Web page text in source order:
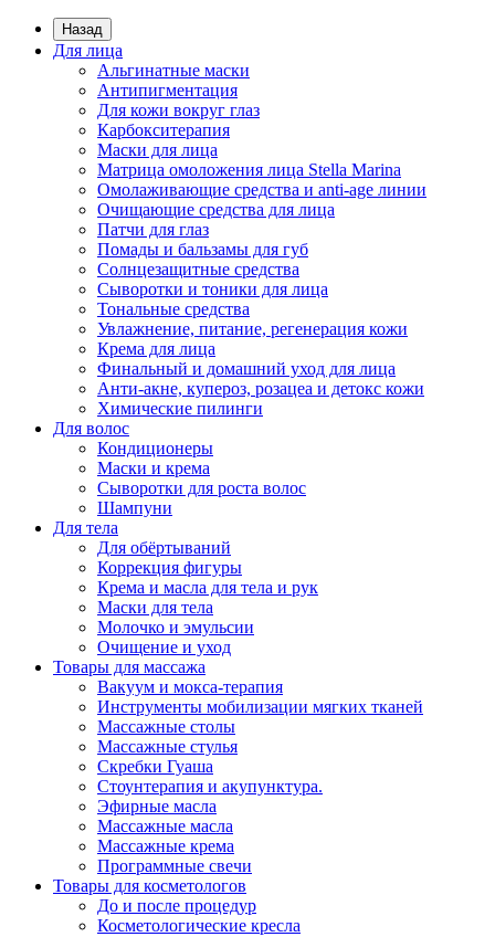
Назад
Для лица
Альгинатные маски
Антипигментация
Для кожи вокруг глаз
Карбокситерапия
Маски для лица
Матрица омоложения лица Stella Marina
Омолаживающие средства и anti-age линии
Очищающие средства для лица
Патчи для глаз
Помады и бальзамы для губ
Солнцезащитные средства
Сыворотки и тоники для лица
Тональные средства
Увлажнение, питание, регенерация кожи
Крема для лица
Финальный и домашний уход для лица
Анти-акне, купероз, розацеа и детокс кожи
Химические пилинги
Для волос
Кондиционеры
Маски и крема
Сыворотки для роста волос
Шампуни
Для тела
Для обёртываний
Коррекция фигуры
Крема и масла для тела и рук
Маски для тела
Молочко и эмульсии
Очищение и уход
Товары для массажа
Вакуум и мокса-терапия
Инструменты мобилизации мягких тканей
Массажные столы
Массажные стулья
Скребки Гуаша
Стоунтерапия и акупунктура.
Эфирные масла
Массажные масла
Массажные крема
Программные свечи
Товары для косметологов
До и после процедур
Косметологические кресла